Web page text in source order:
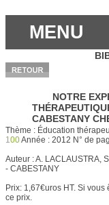
MENU
NOTRE
CABESTANY
Thème : Éducation
100Année : 2012 N° de
Auteur :A. LACLAUSTRA,
- CABESTANY
Prix: 1,67€uros HT. Si vous
ce prix.